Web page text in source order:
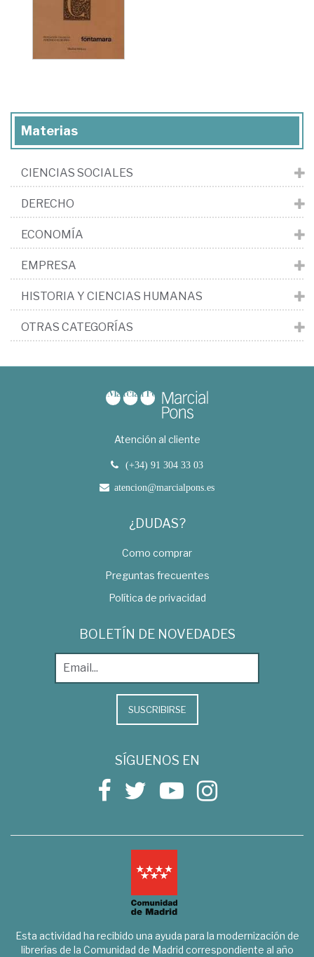
Materias
CIENCIAS SOCIALES
DERECHO
ECONOMÍA
EMPRESA
HISTORIA Y CIENCIAS HUMANAS
OTRAS CATEGORÍAS
Atención al cliente
(+34) 91 304 33 03
atencion@marcialpons.es
¿DUDAS?
Como comprar
Preguntas frecuentes
Política de privacidad
BOLETÍN DE NOVEDADES
SUSCRIBIRSE
SÍGUENOS EN
Esta actividad ha recibido una ayuda para la modernización de
librerías de la Comunidad de Madrid correspondiente al año